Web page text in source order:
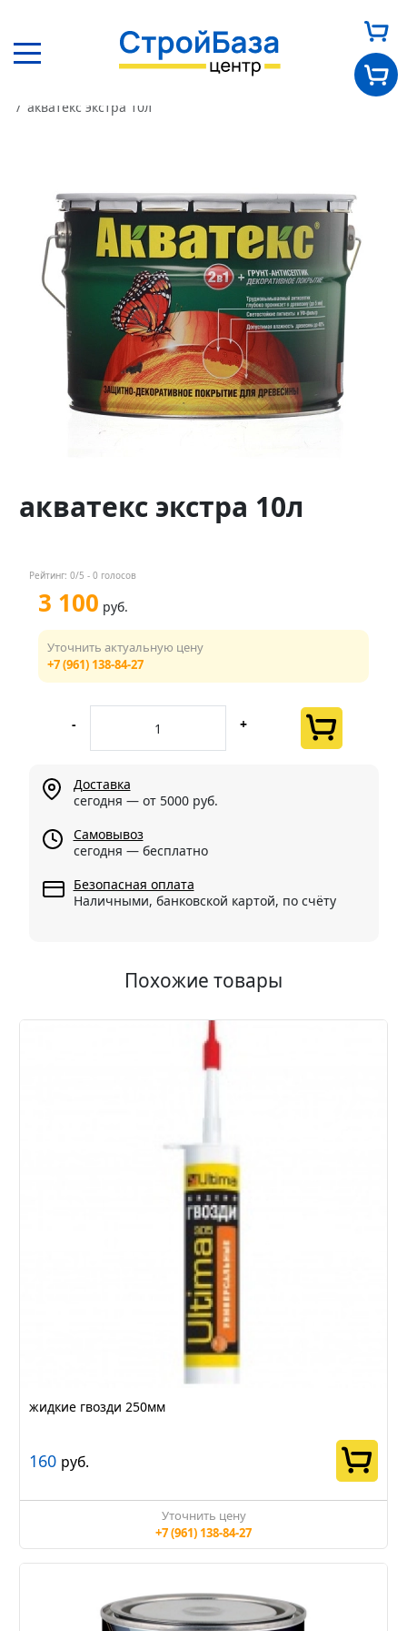
Каталог
Оплата и доставка
Новости
Контакты
+7 (961) 138-84-27
акватекс экстра 10л
акватекс экстра 10л
Рейтинг: 0/5 - 0 голосов
3 100 руб.
Уточнить актуальную цену
+7 (961) 138-84-27
- +
Доставка
сегодня — от 5000 руб.
Самовывоз
сегодня — бесплатно
Безопасная оплата
Наличными, банковской картой, по счёту
Похожие товары
жидкие гвозди 250мм
160 руб.
Уточнить цену
+7 (961) 138-84-27